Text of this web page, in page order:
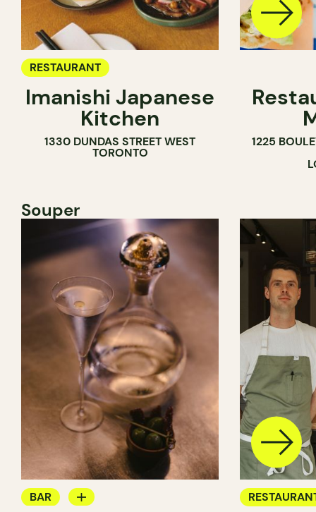
RESTAURANT
Imanishi Japanese
Kitchen
1330 DUNDAS STREET WEST
TORONTO
1225
Souper
BAR